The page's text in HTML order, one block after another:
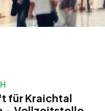
für Kraichtal